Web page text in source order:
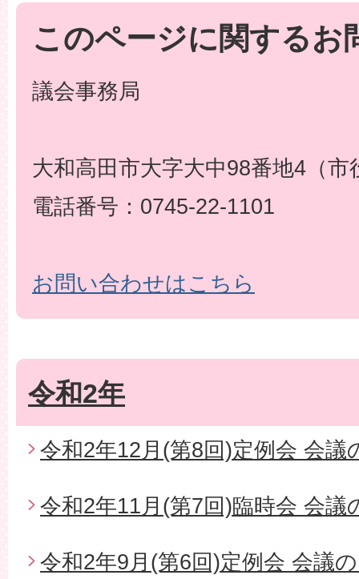
このページに関するお
議会事務局
大和高田市大字大中98番地4（市
電話番号：0745-22-1101
お問い合わせはこちら
令和2年
令和2年12月(第8回)定例会 会議
令和2年11月(第7回)臨時会 会議
令和2年9月(第6回)定例会 会議